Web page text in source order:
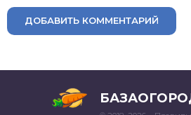
ДОБАВИТЬ КОММЕНТАРИЙ